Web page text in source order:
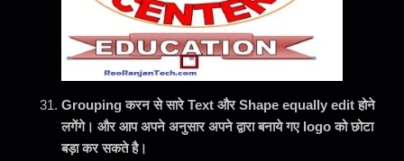
Grouping करन से सारे Text और Shape equally edit होने
लगेंगे। और आप अपने अनुसार अपने द्वारा बनाये गए logo को छोटा
बड़ा कर सकते है।